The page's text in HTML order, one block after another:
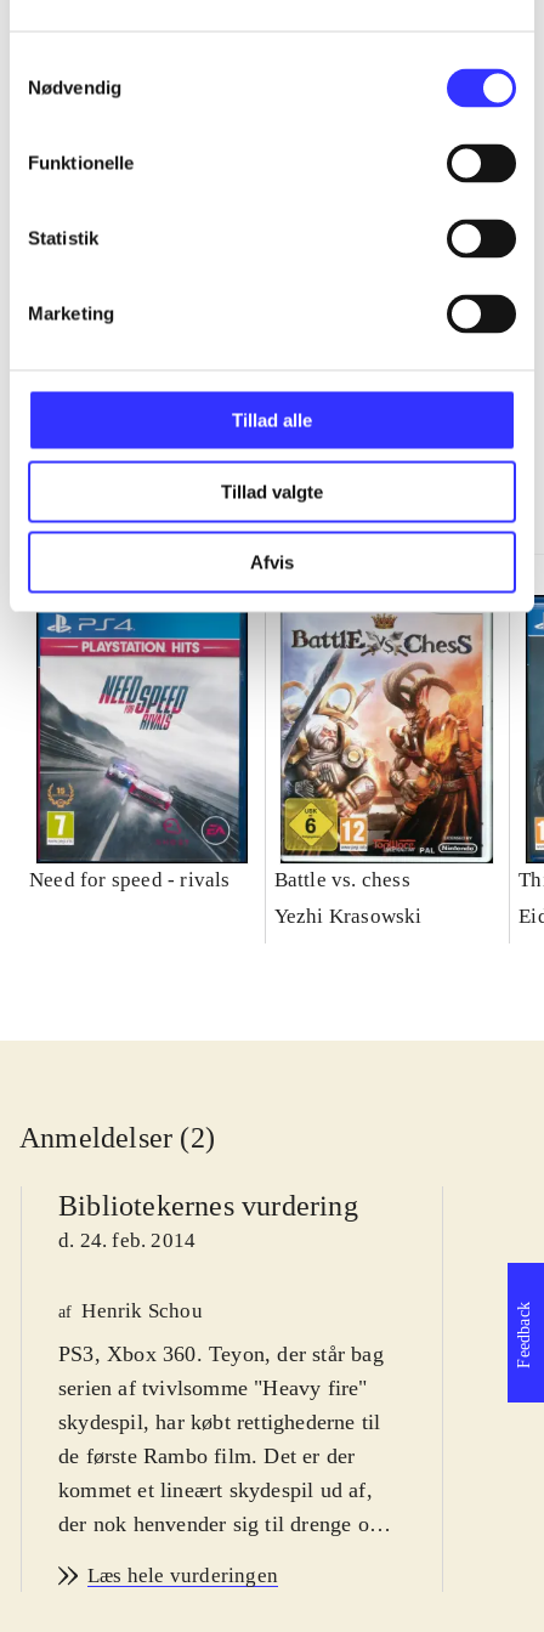
Nødvendig
Funktionelle
Statistik
Marketing
Tillad alle
Tillad valgte
Afvis
...
...
...
Need for speed - rivals
Battle vs. chess
Yezhi Krasowski
Anmeldelser (2)
Bibliotekernes vurdering
d. 24. feb. 2014
af Henrik Schou
PS3, Xbox 360. Teyon, der står bag
serien af tvivlsomme "Heavy fire"
skydespil, har købt rettighederne til
de første Rambo film. Det er der
kommet et lineært skydespil ud af,
der nok henvender sig til drenge og
år og op. PEGI 18. Spillet er på
Læs hele vurderingen
Feedback